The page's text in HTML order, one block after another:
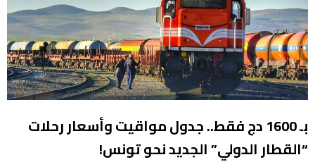
بـ 1600 دج فقط.. جدول مواقيت وأسعار رحلات
“القطار الدولي” الجديد نحو تونس!